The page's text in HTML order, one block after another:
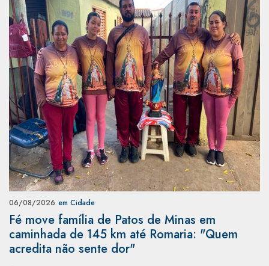
06/08/2026 em Cidade
Fé move família de Patos de Minas em
caminhada de 145 km até Romaria: "Quem
acredita não sente dor"